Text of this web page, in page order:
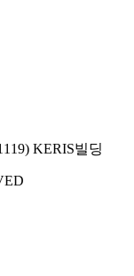
KERIS빌딩